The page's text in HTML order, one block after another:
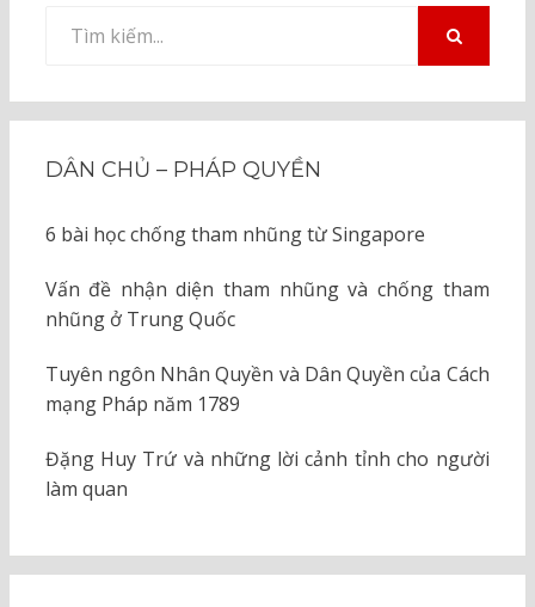
kiếm
DÂN CHỦ – PHÁP QUYỀN
6 bài học chống tham nhũng từ Singapore
Vấn đề nhận diện tham nhũng và chống tham
nhũng ở Trung Quốc
Tuyên ngôn Nhân Quyền và Dân Quyền của Cách
mạng Pháp năm 1789
Đặng Huy Trứ và những lời cảnh tỉnh cho người
làm quan